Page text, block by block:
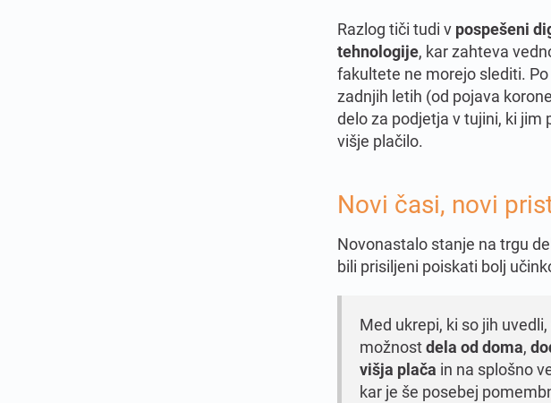
Razlog tiči tudi v pospešeni
tehnologije, kar zahteva
fakultete ne morejo slediti.
zadnjih letih (od pojava
delo za podjetja v tujini, ki jim
višje plačilo.
Novi časi, novi
Novonastalo stanje na trgu
bili prisiljeni poiskati bolj
Med ukrepi, ki so jih
možnostdela od doma,
višja plača in na splošno
kar je še posebej